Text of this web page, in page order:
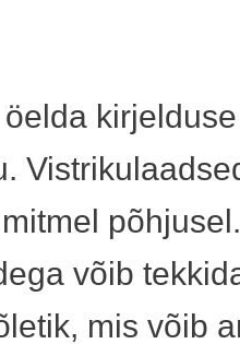
võib
mis võib